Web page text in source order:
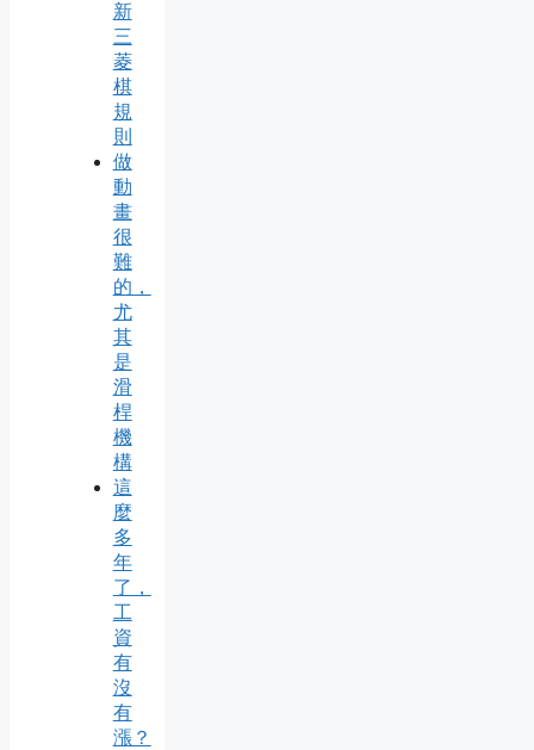
新
三
菱
棋
規
則
做
動
畫
很
難
的，
尤
其
是
滑
桿
機
構
這
麼
多
年
了，
工
資
有
沒
有
漲？